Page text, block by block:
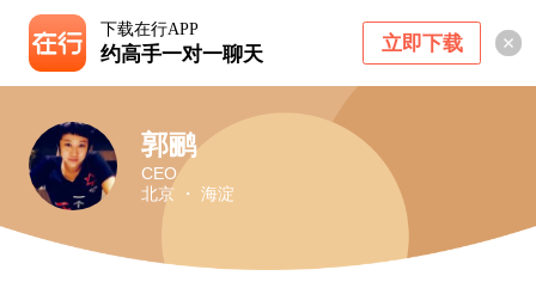
下载在行APP
约高手一对一聊天 立即下载
郭鹂
CEO
北京 ・ 海淀